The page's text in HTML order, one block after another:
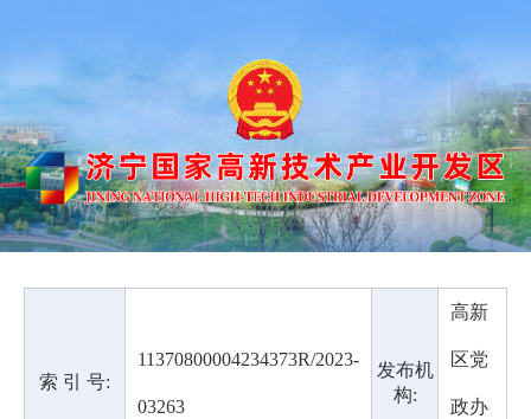
索 引 号:
11370800004234373R/2023-
03263
发布机
构:
高新
区党
政办